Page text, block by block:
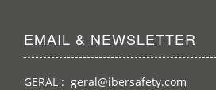
EMAIL & NEWSLETTER
GERAL : geral@ibersafety.com